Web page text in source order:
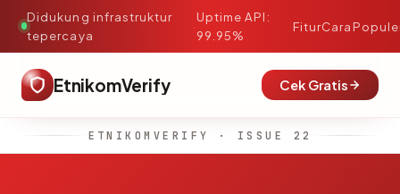
Didukung infrastruktur
tepercaya
·
Uptime API:
99.95%
FiturCara
EtnikomVerify Cek Gratis
ETNIKOMVERIFY · ISSUE 22